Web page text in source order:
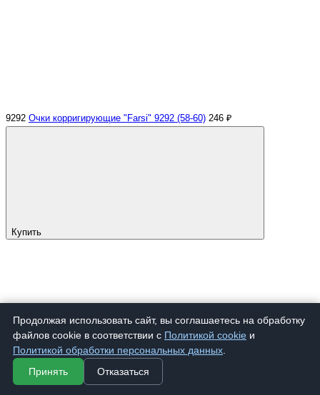
9292 Очки корригирующие "Farsi" 9292 (58-60) 246 ₽
Купить
Продолжая использовать сайт, вы соглашаетесь на обработку
файлов cookie в соответствии с Политикой cookie и
Политикой обработки персональных данных
Принять
Отказаться